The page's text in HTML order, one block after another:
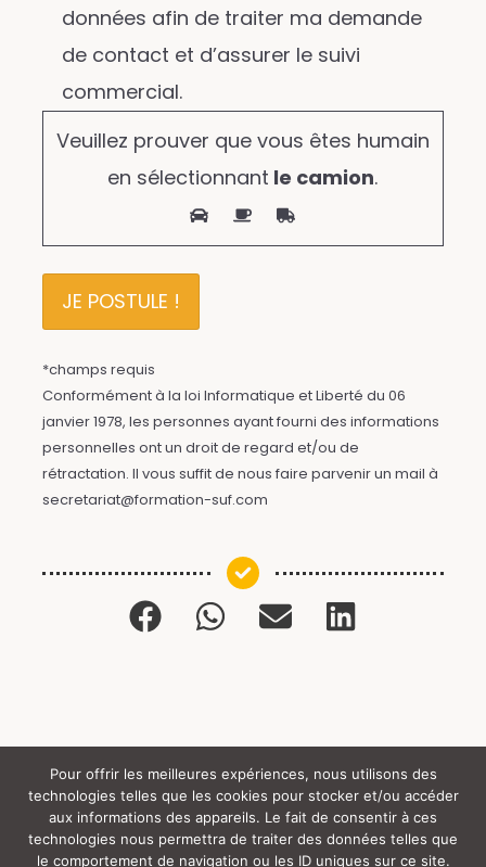
données afin de traiter ma demande
de contact et d’assurer le suivi
commercial.
Veuillez prouver que vous êtes humain
en sélectionnant le camion.
*champs requis
Conformément à la loi Informatique et Liberté du 06
janvier 1978, les personnes ayant fourni des informations
personnelles ont un droit de regard et/ou de
rétractation. Il vous suffit de nous faire parvenir un mail à
secretariat@formation-suf.com
Tous droits réservés (c) SUF (y) 2024 |
Pour offrir les meilleures expériences, nous utilisons des
technologies telles que les cookies pour stocker et/ou accéder
aux informations des appareils. Le fait de consentir à ces
technologies nous permettra de traiter des données telles que
le comportement de navigation ou les ID uniques sur ce site.